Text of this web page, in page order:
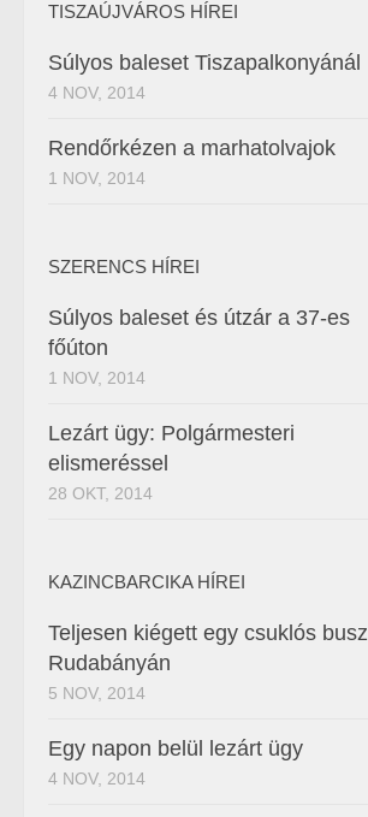
TISZAÚJVÁROS HÍREI
Súlyos baleset Tiszapalkonyánál
4 NOV, 2014
Rendőrkézen a marhatolvajok
1 NOV, 2014
SZERENCS HÍREI
Súlyos baleset és útzár a 37-es
főúton
1 NOV, 2014
Lezárt ügy: Polgármesteri
elismeréssel
28 OKT, 2014
KAZINCBARCIKA HÍREI
Teljesen kiégett egy csuklós busz
Rudabányán
5 NOV, 2014
Egy napon belül lezárt ügy
4 NOV, 2014